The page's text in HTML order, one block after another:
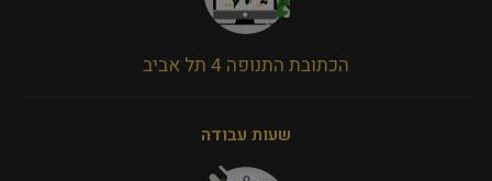
הכתובת התנופה 4 תל אביב
שעות עבודה